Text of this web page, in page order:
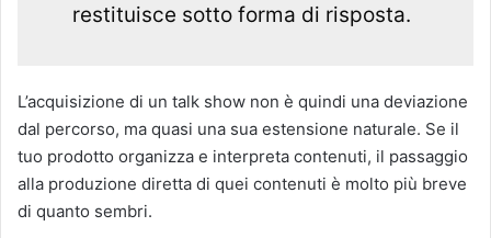
restituisce sotto forma di risposta.
L’acquisizione di un talk show non è quindi una deviazione
dal percorso, ma quasi una sua estensione naturale. Se il
tuo prodotto organizza e interpreta contenuti, il passaggio
alla produzione diretta di quei contenuti è molto più breve
di quanto sembri.